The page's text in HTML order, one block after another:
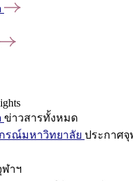
ข่าวสารทั้งหมด
รณ์มหาวิทยาลัย ประกาศ
าฯ